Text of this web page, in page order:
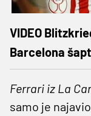
VIDEO
Barcelona
Ferrari iz La
samo je